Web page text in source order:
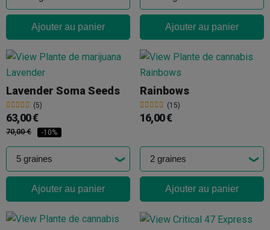
Ajouter au panier Ajouter au panier
Lavender Soma Seeds
(5)
63,00 €
70,00 € -10%
Ajouter au panier
Rainbows
(15)
16,00 €
Ajouter au panier